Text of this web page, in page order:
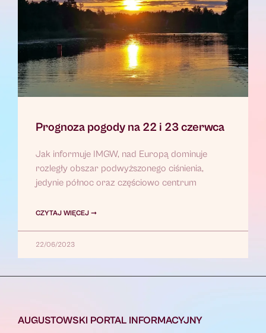
Prognoza pogody na 22 i 23 czerwca
Jak informuje IMGW, nad Europą dominuje
rozległy obszar podwyższonego ciśnienia,
jedynie północ oraz częściowo centrum
CZYTAJ WIĘCEJ ➞
22/06/2023
AUGUSTOWSKI PORTAL INFORMACYJNY